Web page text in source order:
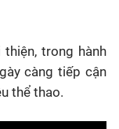
trong hành
càng tiếp cận
thể thao.